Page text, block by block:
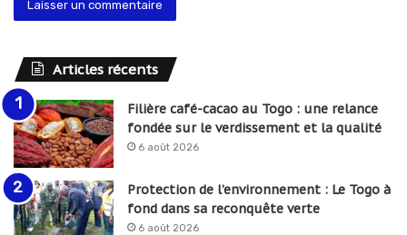
Articles récents
Filière café-cacao au Togo : une relance
fondée sur le verdissement et la qualité
6 août 2026
Protection de l’environnement : Le Togo à
fond dans sa reconquête verte
6 août 2026